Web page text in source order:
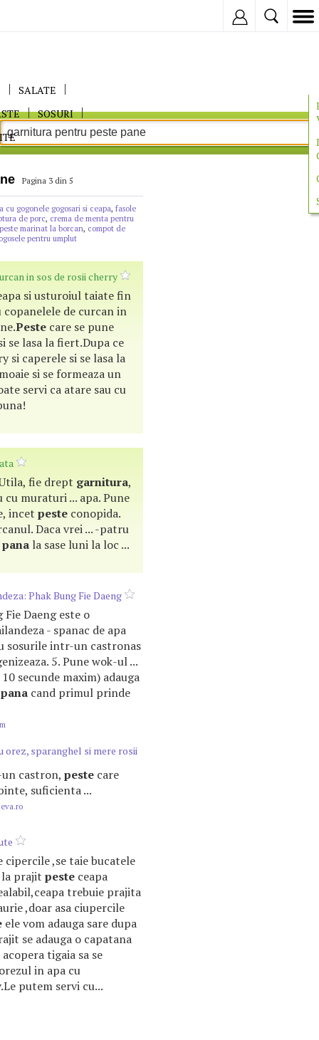
SALATE
SOSURI
Pagina 3 din 5
cu gogonele gogosari si ceapa, fasole
de porc, crema de menta pentru
peste marinat la borcan, compot de
pentru umplut
in sos de rosii cherry
si usturoiul taiate fin
de curcan in
Peste care se pune
se lasa la fiert.Dupa ce
si caperele si se lasa la
si se formeaza un
servi ca atare sau cu
fie drept garnitura,
muraturi ... apa. Pune
incet peste conopida.
Daca vrei ... -patru
pana la sase luni la loc ...
Phak Bung Fie Daeng
Fie Daeng este o
- spanac de apa
sosurile intr-un castronas
5. Pune wok-ul ...
10 secunde maxim) adauga
pana cand primul prinde
orez, sparanghel si mere rosii
castron, peste care
suficienta ...
cipercile ,se taie bucatele
la prajit peste ceapa
trebuie prajita
,doar asa ciupercile
ele vom adauga sare dupa
se adauga o capatana
tigaia sa se
in apa cu
putem servi cu...